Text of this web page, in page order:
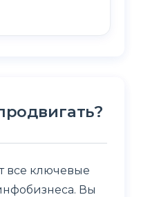
все ключевые
Вы